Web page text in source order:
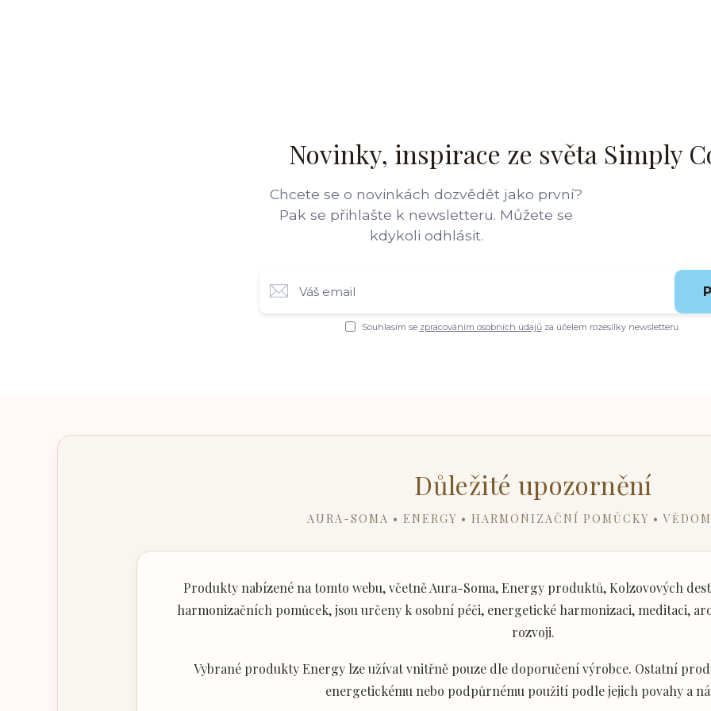
Novinky, inspirace ze světa Simply
Chcete se o novinkách dozvědět jako první?
Pak se přihlašte k newsletteru. Můžete se
kdykoli odhlásit.
Souhlasím se zpracováním osobních údajůza účelem rozesílky newsletteru.
Důležité upozornění
AURA-SOMA • ENERGY • HARMONIZAČNÍ POMŮCKY •
Produkty nabízené na tomto webu, včetně Aura-Soma, Energy produktů, Kolzovových
harmonizačních pomůcek, jsou určeny k osobní péči, energetické harmonizaci, meditaci,
rozvoji.
Vybrané produkty Energy lze užívat vnitřně pouze dle doporučení výrobce. Ostatní
energetickému nebo podpůrnému použití podle jejich povahy a